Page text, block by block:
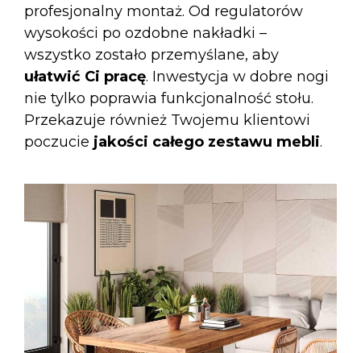
profesjonalny montaż. Od regulatorów
wysokości po ozdobne nakładki –
wszystko zostało przemyślane, aby
ułatwić Ci pracę. Inwestycja w dobre nogi
nie tylko poprawia funkcjonalność stołu.
Przekazuje również Twojemu klientowi
poczucie jakości całego zestawu mebli.